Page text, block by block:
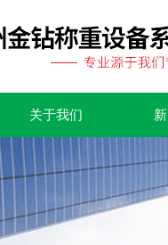
关于我们